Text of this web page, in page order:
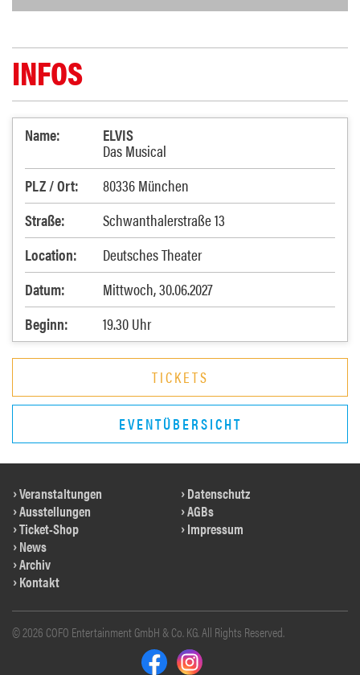
INFOS
Name: ELVIS
Das Musical
PLZ / Ort:
80336 München
Straße:
Schwanthalerstraße 13
Location:
Deutsches Theater
Datum:
Mittwoch, 30.06.2027
Beginn:
19.30 Uhr
TICKETS
EVENTÜBERSICHT
Veranstaltungen
Ausstellungen
Ticket-Shop
News
Archiv
Kontakt
Datenschutz
AGBs
Impressum
© 2026 COFO Entertainment GmbH & Co. KG. All Rights Reserved.